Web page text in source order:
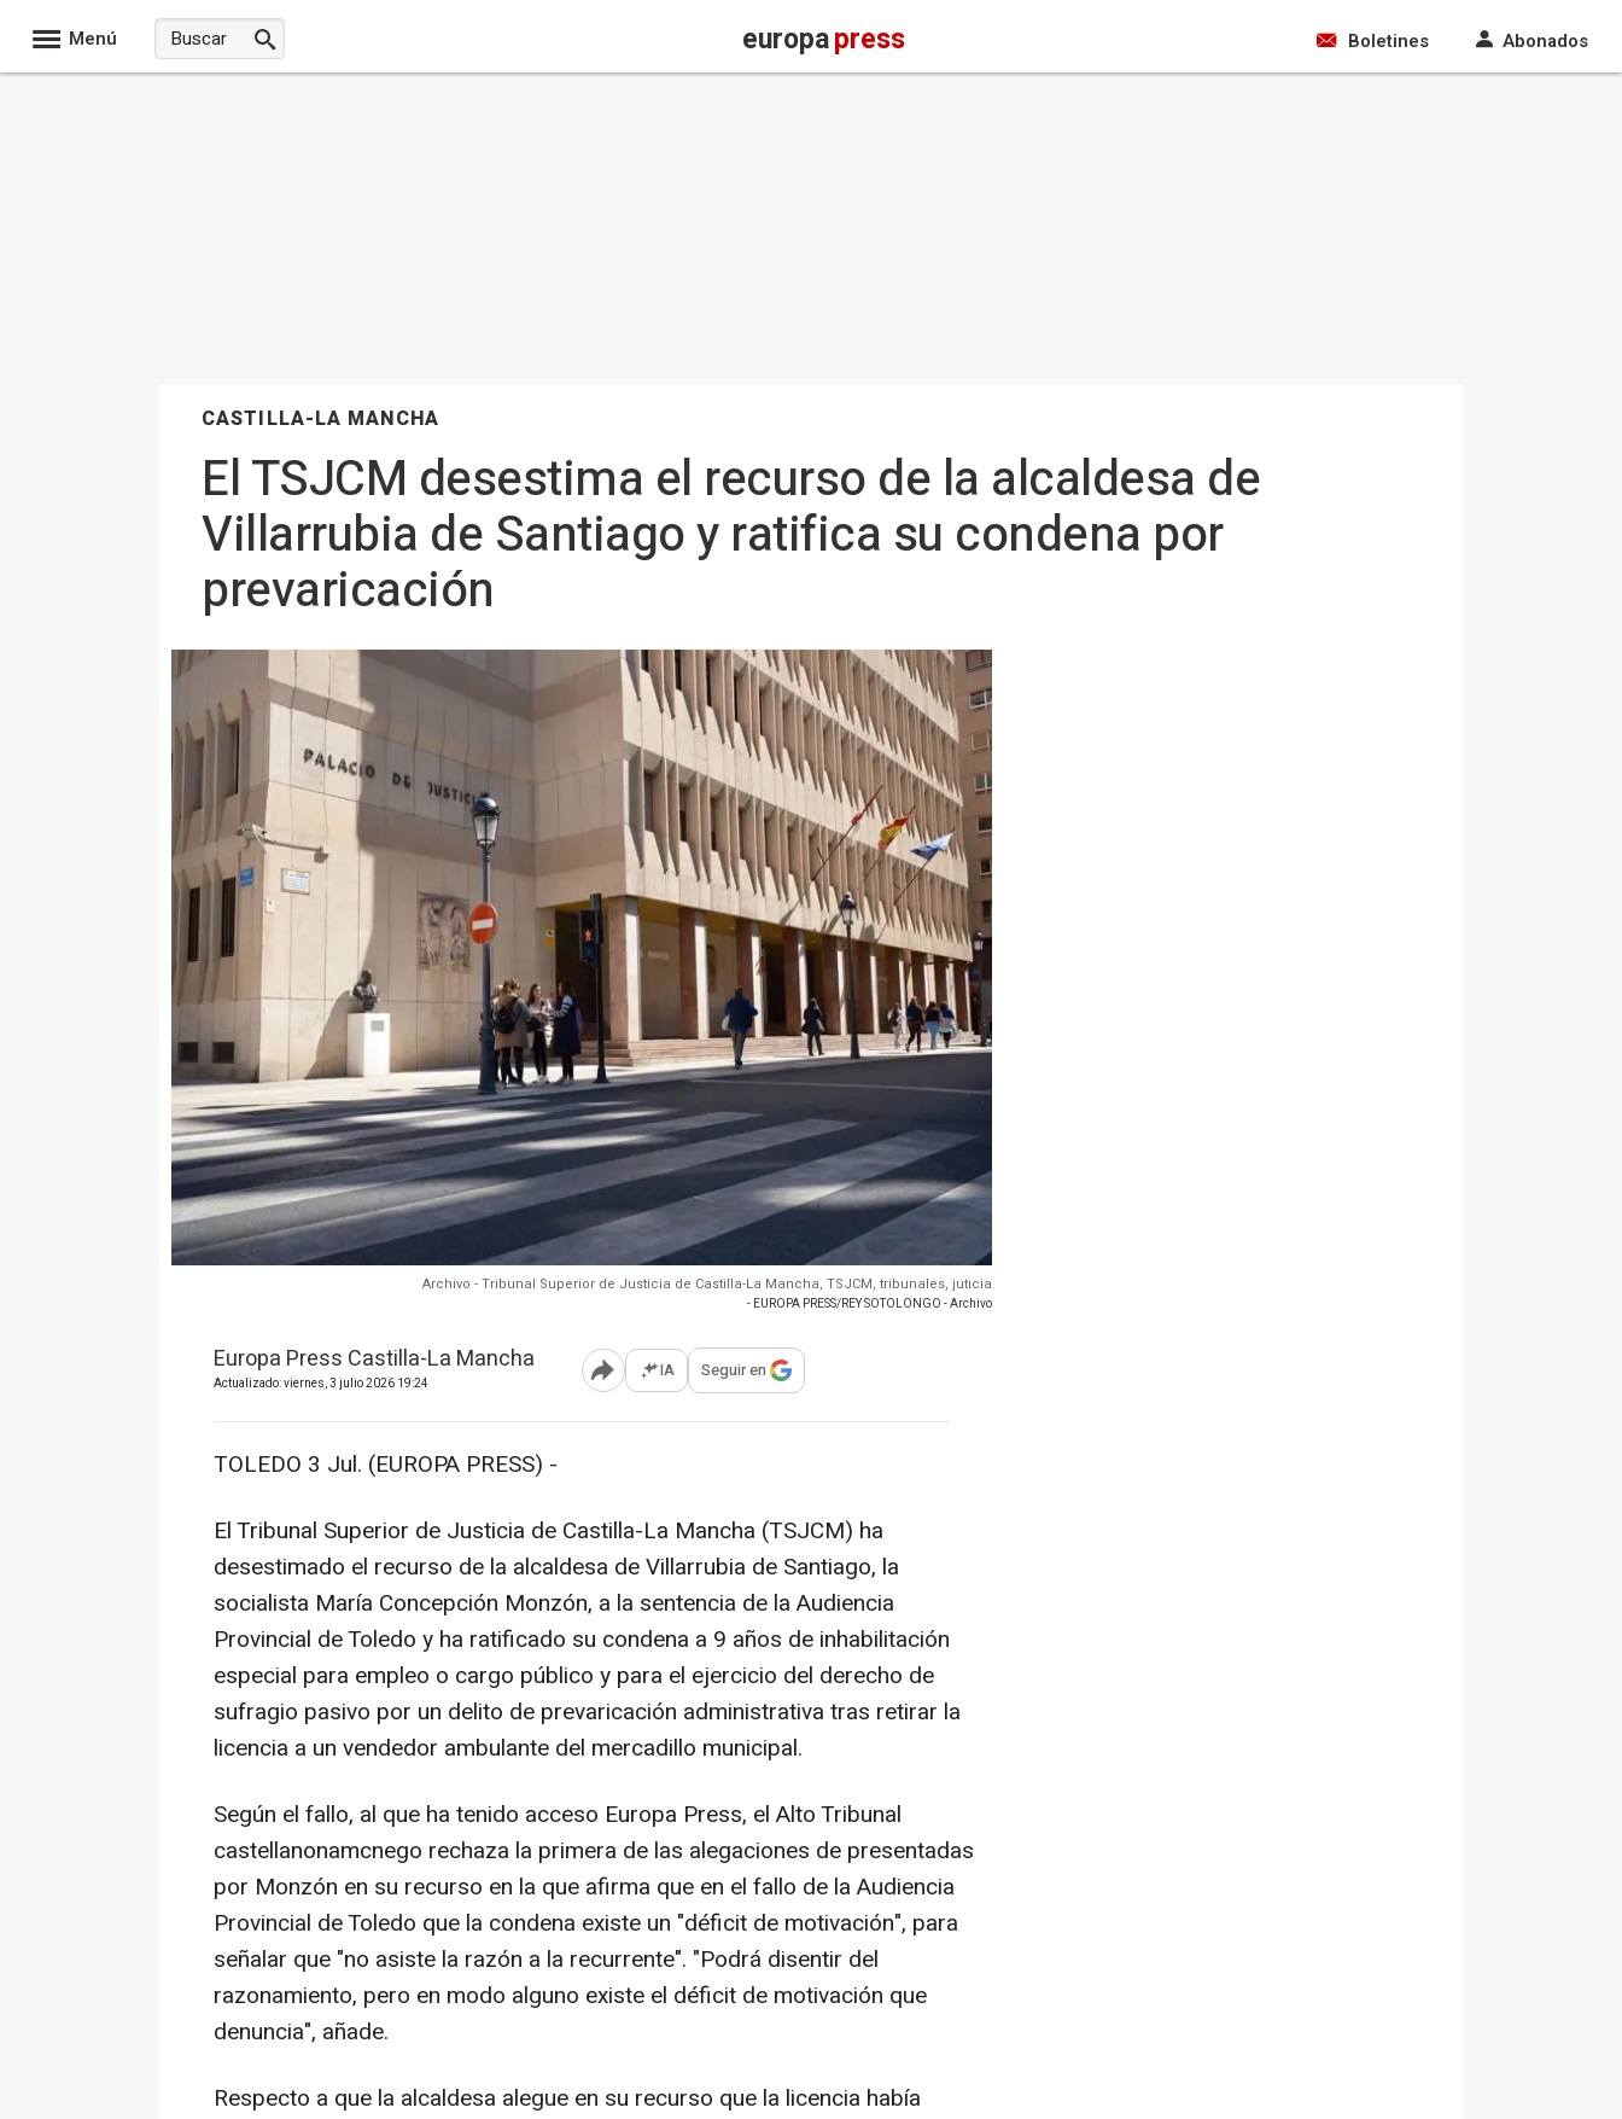
Menú europapress Boletines Abonados
CASTILLA-LA MANCHA
El TSJCM desestima el recurso de la alcaldesa de
Villarrubia de Santiago y ratifica su condena por
prevaricación
Archivo - Tribunal Superior de Justicia de Castilla-La Mancha, TSJCM, tribunales, juticia
- EUROPA PRESS/REY SOTOLONGO - Archivo
Europa Press Castilla-La Mancha
Actualizado: viernes, 3 julio 2026 19:24 Abrir opciones para compartir
IA Seguir en
TOLEDO 3 Jul. (EUROPA PRESS) -
El Tribunal Superior de Justicia de Castilla-La Mancha (TSJCM) ha
desestimado el recurso de la alcaldesa de Villarrubia de Santiago, la
socialista María Concepción Monzón, a la sentencia de la Audiencia
Provincial de Toledo y ha ratificado su condena a 9 años de inhabilitación
especial para empleo o cargo público y para el ejercicio del derecho de
sufragio pasivo por un delito de prevaricación administrativa tras retirar la
licencia a un vendedor ambulante del mercadillo municipal.
Según el fallo, al que ha tenido acceso Europa Press, el Alto Tribunal
castellanonamcnego rechaza la primera de las alegaciones de presentadas
por Monzón en su recurso en la que afirma que en el fallo de la Audiencia
Provincial de Toledo que la condena existe un "déficit de motivación", para
señalar que "no asiste la razón a la recurrente". "Podrá disentir del
razonamiento, pero en modo alguno existe el déficit de motivación que
denuncia", añade.
Respecto a que la alcaldesa alegue en su recurso que la licencia había